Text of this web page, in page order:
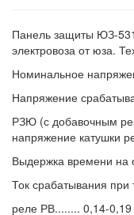
Панель защиты ЮЗ-
электровоза от юза.
Номинальное
Напряжение
РЗЮ (с добавочным
напряжение катушки
Выдержка времени на
Ток срабатывания
реле РВ........ 0,14-0,19